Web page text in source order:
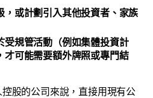
，或計劃引入其他投資者、家族
受規管活動（例如集體投資計
才可能需要額外牌照或專門結
股的公司來說，直接用現有公